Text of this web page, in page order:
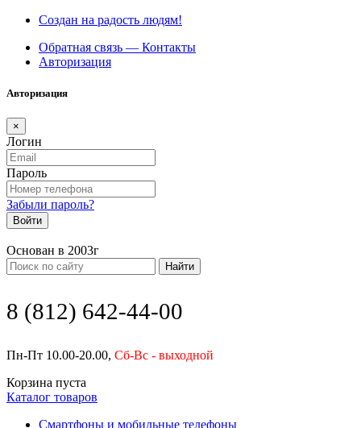
Создан на радость людям!
Обратная связь — Контакты
Авторизация
Авторизация
×
Логин
Пароль
Забыли пароль?
Войти
Основан в 2003г
Найти
8 (812) 642-44-00
Пн-Пт 10.00-20.00, Сб-Вс - выходной
Корзина пуста
Каталог товаров
Смартфоны и мобильные телефоны